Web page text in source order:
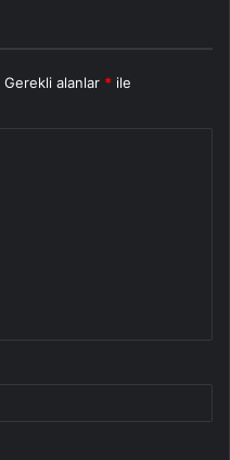
Gerekli alanlar * ile